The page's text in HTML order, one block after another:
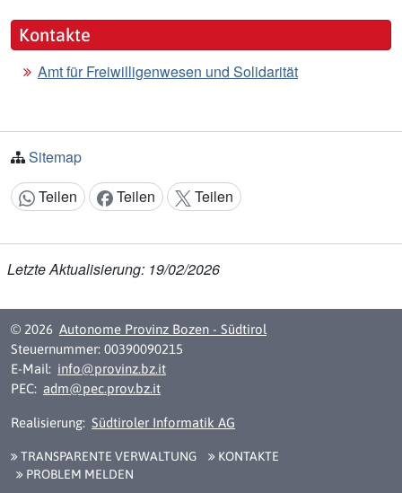
Kontakte
Amt für Freiwilligenwesen und Solidarität
Sitemap
Inhalt teilen:
Teilen Teilen Teilen
Letzte Aktualisierung: 19/02/2026
© 2026 Autonome Provinz Bozen - Südtirol
Steuernummer: 00390090215
E-Mail: info@provinz.bz.it
PEC: adm@pec.prov.bz.it
Realisierung: Südtiroler Informatik AG
TRANSPARENTE VERWALTUNG
KONTAKTE
PROBLEM MELDEN